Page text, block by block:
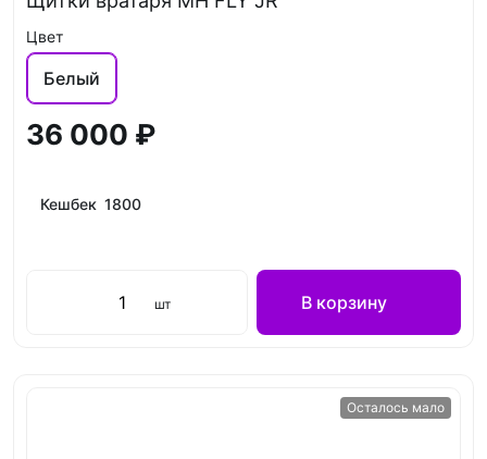
Цвет
Белый
36 000 ₽
Кешбек 1800
шт В корзину
Осталось мало